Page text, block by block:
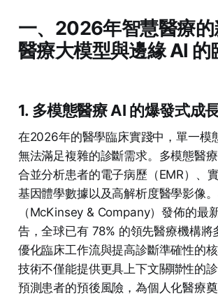
一、2026年智慧醫療的
醫療大模型與邊緣 AI 的
1. 多模態醫療 AI 的爆發式成
在2026年的醫學臨床實踐中，單一模
無法滿足複雜的診斷需求。多模態醫
合並分析患者的電子病歷（EMR）、
基因體學數據以及高解析度醫學影像
（McKinsey & Company）發佈的最
告，全球已有 78% 的領先醫療機構將
優化臨床工作流與提高診斷準確性的
技術不僅能提供更具上下文關聯性的
預測患者的預後風險，為個人化醫療奠